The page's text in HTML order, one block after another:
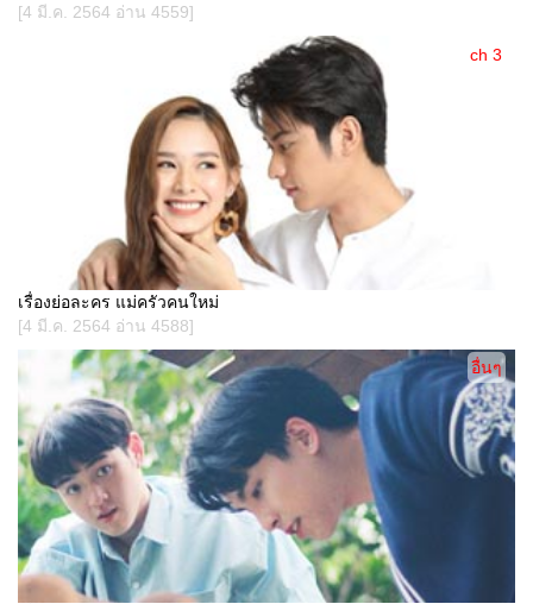
[4 มี.ค. 2564 อ่าน 4559]
เรื่องย่อละคร แม่ครัวคนใหม่
[4 มี.ค. 2564 อ่าน 4588]
ch 3
อื่นๆ